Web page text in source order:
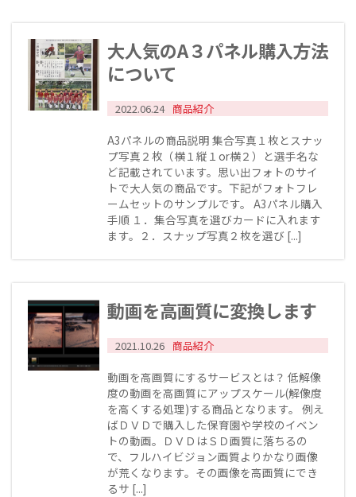
大人気のA３パネル購入方法
について
2022.06.24 商品紹介
A3パネルの商品説明 集合写真１枚とスナッ
プ写真２枚（横１縦１or横２）と選手名な
ど記載されています。思い出フォトのサイ
トで大人気の商品です。下記がフォトフレ
ームセットのサンプルです。 A3パネル購入
手順 １．集合写真を選びカードに入れます
ます。２．スナップ写真２枚を選び [...]
動画を高画質に変換します
2021.10.26 商品紹介
動画を高画質にするサービスとは？ 低解像
度の動画を高画質にアップ​スケール(解像度
を高くする処理)する商品となります。 例え
ばＤＶＤで購入した保育園や学校のイベン
トの動画。ＤＶＤはＳＤ画質に落ちるの
で、フルハイビジョン画質よりかなり画像
が荒くなります。その画像を高画質にでき
るサ [...]